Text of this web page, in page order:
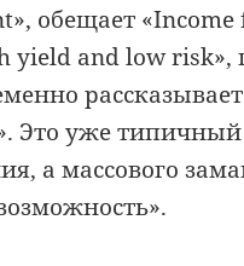
обещает
yield and low risk»,
Это уже
а массового